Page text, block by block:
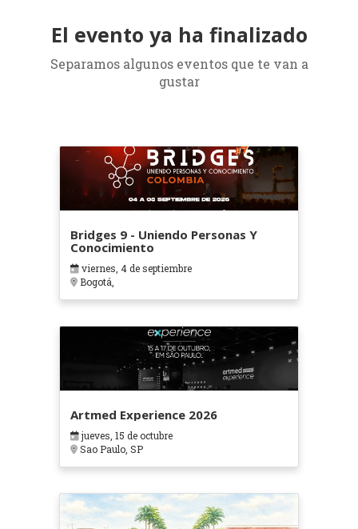
El evento ya ha finalizado
Separamos algunos eventos que te van a
gustar
Bridges 9 - Uniendo Personas Y
Conocimiento
viernes, 4 de septiembre
Bogotá,
Artmed Experience 2026
jueves, 15 de octubre
Sao Paulo, SP